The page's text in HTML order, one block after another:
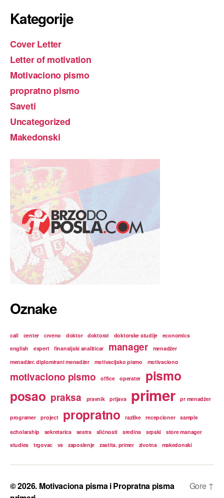
Kategorije
Cover Letter
Letter of motivation
Motivaciono pismo
propratno pismo
Saveti
Uncategorized
Makedonski
Oznake
call center crveno doktor doktorat doktorske studije
economics
english
expert finansijski analiticar manager
menadžer
menadžer. diplomirani menadžer
motivacijsko pismo motivaciono
motivaciono pismo office operater
pismo
posao praksa pravnik prijava primer pr menadžer
programer project propratno razlike recepcioner
sample
scholarship
sekretarica sestra sličnosti sredina srpski
store manager
studies
trgovac vs zaposlenje zastita. primer zivotna makedonski
© 2026. Motivaciona pisma i Propratna pisma
Gore ↑